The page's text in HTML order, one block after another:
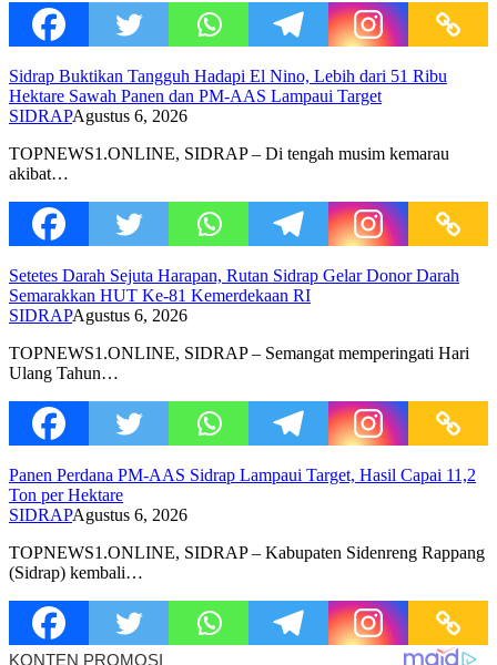
Sidrap Buktikan Tangguh Hadapi El Nino, Lebih dari 51 Ribu
Hektare Sawah Panen dan PM-AAS Lampaui Target
SIDRAPAgustus 6, 2026
TOPNEWS1.ONLINE, SIDRAP – Di tengah musim kemarau
akibat…
Setetes Darah Sejuta Harapan, Rutan Sidrap Gelar Donor Darah
Semarakkan HUT Ke-81 Kemerdekaan RI
SIDRAPAgustus 6, 2026
TOPNEWS1.ONLINE, SIDRAP – Semangat memperingati Hari
Ulang Tahun…
Panen Perdana PM-AAS Sidrap Lampaui Target, Hasil Capai 11,2
Ton per Hektare
SIDRAPAgustus 6, 2026
TOPNEWS1.ONLINE, SIDRAP – Kabupaten Sidenreng Rappang
(Sidrap) kembali…